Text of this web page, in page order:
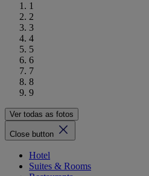
1
2
3
4
5
6
7
8
9
Ver todas as fotos
Close button
Hotel
Suites & Rooms